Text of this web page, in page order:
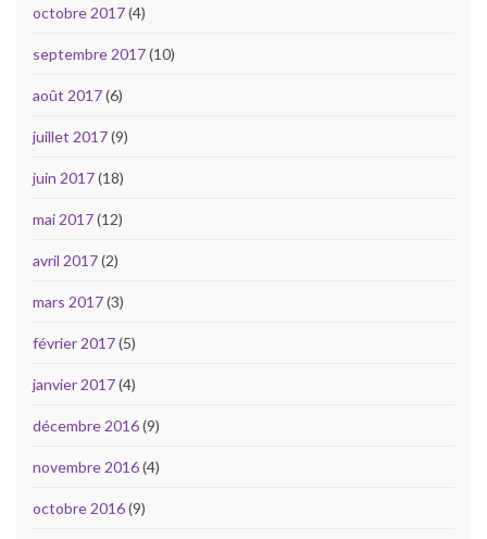
octobre 2017(4)
septembre 2017(10)
août 2017(6)
juillet 2017(9)
juin 2017(18)
mai 2017(12)
avril 2017(2)
mars 2017(3)
février 2017(5)
janvier 2017(4)
décembre 2016(9)
novembre 2016(4)
octobre 2016(9)